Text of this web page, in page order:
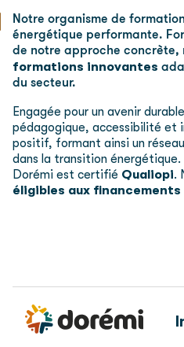
Notre organisme de
énergétique performante.
de notre approche concrète,
formations innovantes
du secteur.
Engagée pour un avenir
pédagogique, accessibilité et
positif, formant ainsi un
dans la transition
Dorémi est certifié Qualiopi.
éligibles aux financements